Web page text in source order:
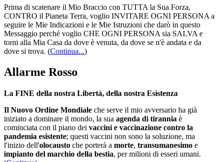
Prima di scatenare il Mio Braccio con TUTTA la Sua Forza,
CONTRO il Pianeta Terra, voglio INVITARE OGNI PERSONA a
seguire le Mie Indicazioni e le Mie Istruzioni che darò in questo
Messaggio perché voglio CHE OGNI PERSONA sia SALVA e
torni alla Mia Casa da dove è venuta, da dove se n'è andata e da
dove si trova. (Continua...)
Allarme Rosso
La FINE della nostra Libertà, della nostra Esistenza
Il Nuovo Ordine Mondiale che serve il mio avversario ha già
iniziato a dominare il mondo, la sua agenda di tirannia è
cominciata con il piano dei vaccini e vaccinazione contro la
pandemia esistente; questi vaccini non sono la soluzione, ma
l'inizio dell'olocausto che porterà a morte, transumanesimo e
impianto del marchio della bestia, per milioni di esseri umani.